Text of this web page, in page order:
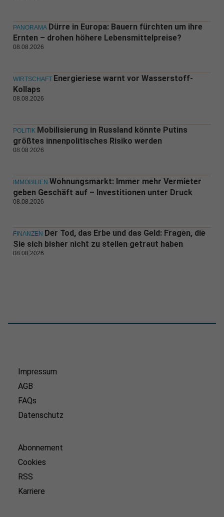
PANORAMA Dürre in Europa: Bauern fürchten um ihre
Ernten – drohen höhere Lebensmittelpreise?
08.08.2026
WIRTSCHAFT Energieriese warnt vor Wasserstoff-
Kollaps
08.08.2026
POLITIK Mobilisierung in Russland könnte Putins
größtes innenpolitisches Risiko werden
08.08.2026
IMMOBILIEN Wohnungsmarkt: Immer mehr Vermieter
geben Geschäft auf – Investitionen unter Druck
08.08.2026
FINANZEN Der Tod, das Erbe und das Geld: Fragen, die
Sie sich bisher nicht zu stellen getraut haben
08.08.2026
Impressum
AGB
FAQs
Datenschutz
Abonnement
Cookies
RSS
Karriere